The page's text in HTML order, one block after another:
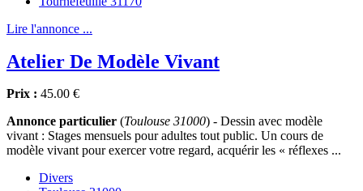
Lire l'annonce ...
Atelier De Modèle Vivant
Prix : 45.00 €
Annonce particulier (Toulouse 31000) - Dessin avec modèle
vivant : Stages mensuels pour adultes tout public. Un cours de
modèle vivant pour exercer votre regard, acquérir les « réflexes ...
Divers